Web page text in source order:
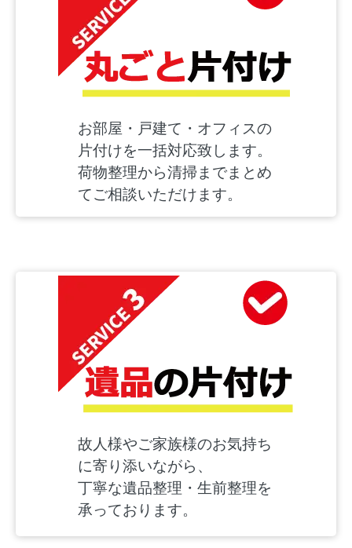
お部屋・戸建て・オフィスの
片付けを一括対応致します。
荷物整理から清掃までまとめ
てご相談いただけます。
故人様やご家族様のお気持ち
に寄り添いながら、
丁寧な遺品整理・生前整理を
承っております。